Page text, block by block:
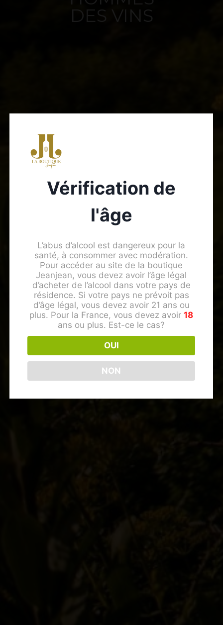
DES VINS
Vérification de
l'âge
L’abus d’alcool est dangereux pour la
santé, à consommer avec modération.
Pour accéder au site de la boutique
Jeanjean, vous devez avoir l’âge légal
d’acheter de l’alcool dans votre pays de
résidence. Si votre pays ne prévoit pas
d’âge légal, vous devez avoir 21 ans ou
plus. Pour la France, vous devez avoir18
ans ou plus. Est-ce le cas?
OUI
NON